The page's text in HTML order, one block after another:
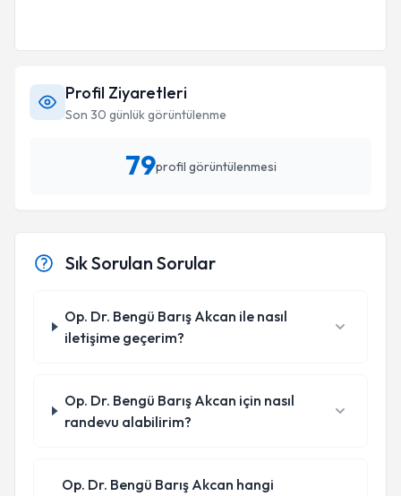
Profil Ziyaretleri
Son 30 günlük görüntülenme
79profil görüntülenmesi
Sık Sorulan Sorular
Op. Dr. Bengü Barış Akcan ile nasıl
iletişime geçerim?
Op. Dr. Bengü Barış Akcan için nasıl
randevu alabilirim?
Op. Dr. Bengü Barış Akcan hangi